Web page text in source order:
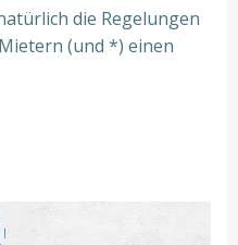
die Regelungen
(und *) einen